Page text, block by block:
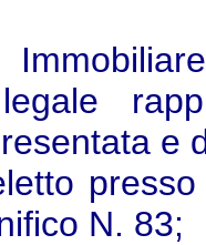
e
N. 83;